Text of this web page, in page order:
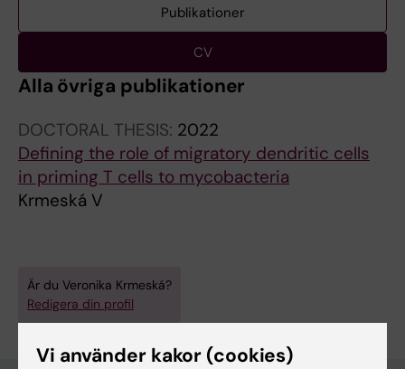
Publikationer
CV
Alla övriga publikationer
DOCTORAL THESIS: 2022
Defining the role of migratory dendritic cells
in priming T cells to mycobacteria
Krmeská V
Är du Veronika Krmeská?
Redigera din profil
Vi använder kakor (cookies)